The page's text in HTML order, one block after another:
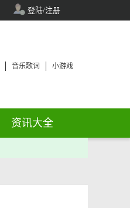
登陆/注册
音乐歌词 小游戏
资讯大全